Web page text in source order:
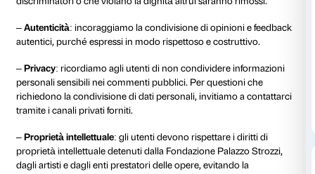
– X (precedentemente Twitter) con l’handle
– YouTube con l’handle@FondazionePalazzoStrozzi
interagiscono con i nostri canali social, inclusi ma
visitatori, follower, partner, content creator,
guide, curatori, ricercatori, studenti, docenti.
3. Principi guida